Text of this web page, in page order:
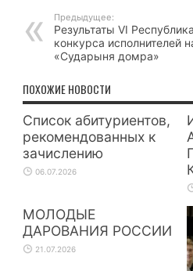
Предыдущее:
Результаты VI
конкурса исполнителей
«Сударыня домра»
ПОХОЖИЕ НОВОСТИ
Список абитуриентов,
рекомендованных к
зачислению
06.07.2026
МОЛОДЫЕ
ДАРОВАНИЯ РОССИИ
21.07.2026